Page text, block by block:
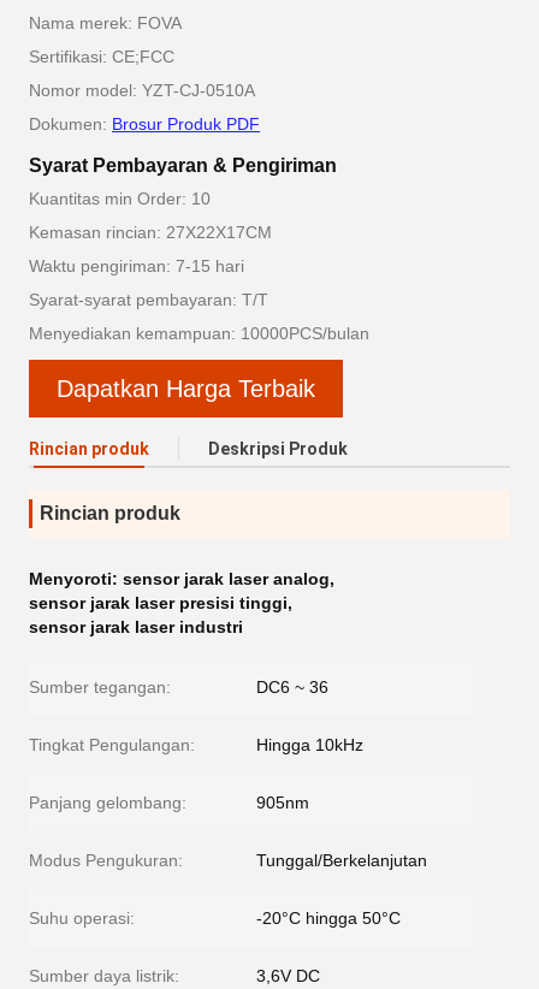
Nama merek: FOVA
Sertifikasi: CE;FCC
Nomor model: YZT-CJ-0510A
Dokumen: Brosur Produk PDF
Syarat Pembayaran & Pengiriman
Kuantitas min Order: 10
Kemasan rincian: 27X22X17CM
Waktu pengiriman: 7-15 hari
Syarat-syarat pembayaran: T/T
Menyediakan kemampuan: 10000PCS/bulan
Dapatkan Harga Terbaik
Rincian produk Deskripsi Produk
Rincian produk
Menyoroti: sensor jarak laser analog,
sensor jarak laser presisi tinggi,
sensor jarak laser industri
Sumber tegangan: DC6 ~ 36
Tingkat Pengulangan: Hingga 10kHz
Panjang gelombang: 905nm
Modus Pengukuran: Tunggal/Berkelanjutan
Suhu operasi: -20°C hingga 50°C
Sumber daya listrik: 3,6V DC